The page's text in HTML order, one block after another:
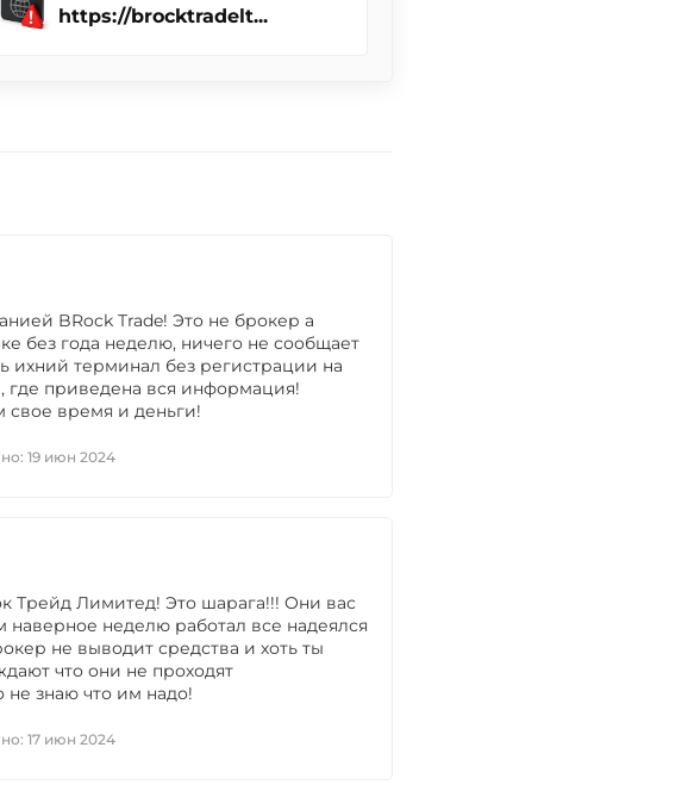
https://brocktradelt...
BRock Trade! Это не брокер а
без года неделю, ничего не сообщает
ихний терминал без регистрации на
где приведена вся информация!
свое время и деньги!
19 июн 2024
Трейд Лимитед! Это шарага!!! Они вас
наверное неделю работал все надеялся
не выводит средства и хоть ты
что они не проходят
знаю что им надо!
17 июн 2024